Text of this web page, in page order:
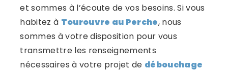
et sommes à l’écoute de vos besoins. Si vous
habitez à Tourouvre au Perche, nous
sommes à votre disposition pour vous
transmettre les renseignements
nécessaires à votre projet de débouchage